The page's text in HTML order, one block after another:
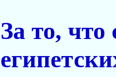
За то, что